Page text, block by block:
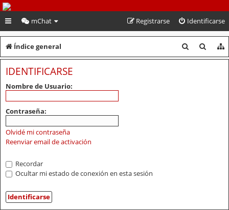
PeruVoley.com
mChat Identificarse
Registrarse
Índice general
u
u
IDENTIFICARSE
Nombre de Usuario:
Contraseña:
Olvidé mi contraseña
Reenviar email de activación
Recordar
Ocultar mi estado de conexión en esta sesión